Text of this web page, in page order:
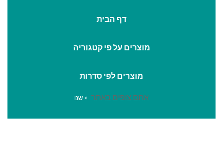
דף הבית
מוצרים על פי קטגוריה
מוצרים לפי סדרות
אתם צופים באתר > שנו